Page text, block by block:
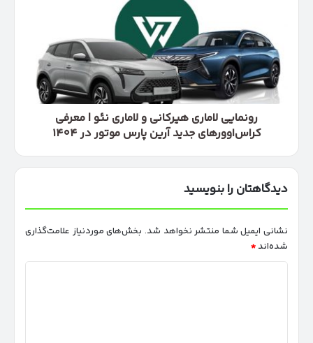
لاماری
نئو
معرفی
کراس‌اوورهای
موتور
۱۴۰۴
رونمایی لاماری هیرکانی و لاماری نئو | معرفی
کراس‌اوورهای جدید آرین پارس موتور در ۱۴۰۴
دیدگاهتان را بنویسید
نشانی ایمیل شما منتشر نخواهد شد. بخش‌های موردنیاز علامت‌گذاری
شده‌اند *